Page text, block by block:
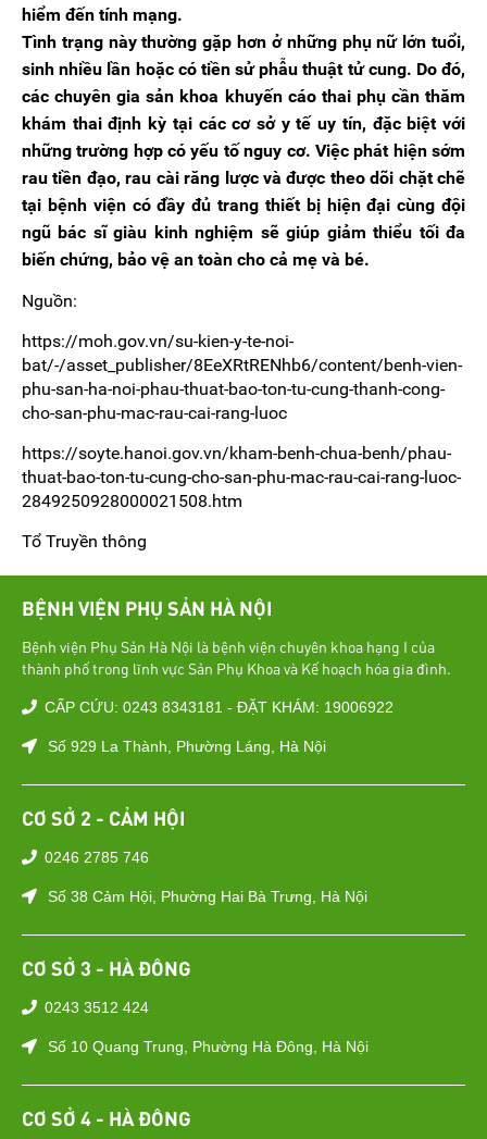
hiểm đến tính mạng.
Tình trạng này thường gặp hơn ở những phụ nữ lớn tuổi,
sinh nhiều lần hoặc có tiền sử phẫu thuật tử cung. Do đó,
các chuyên gia sản khoa khuyến cáo thai phụ cần thăm
khám thai định kỳ tại các cơ sở y tế uy tín, đặc biệt với
những trường hợp có yếu tố nguy cơ. Việc phát hiện sớm
rau tiền đạo, rau cài răng lược và được theo dõi chặt chẽ
tại bệnh viện có đầy đủ trang thiết bị hiện đại cùng đội
ngũ bác sĩ giàu kinh nghiệm sẽ giúp giảm thiểu tối đa
biến chứng, bảo vệ an toàn cho cả mẹ và bé.
Nguồn:
https://moh.gov.vn/su-kien-y-te-noi-
bat/-/asset_publisher/8EeXRtRENhb6/content/benh-vien-
phu-san-ha-noi-phau-thuat-bao-ton-tu-cung-thanh-cong-
cho-san-phu-mac-rau-cai-rang-luoc
https://soyte.hanoi.gov.vn/kham-benh-chua-benh/phau-
thuat-bao-ton-tu-cung-cho-san-phu-mac-rau-cai-rang-luoc-
2849250928000021508.htm
Tổ Truyền thông
BỆNH VIỆN PHỤ SẢN HÀ NỘI
Bệnh viện Phụ Sản Hà Nội là bệnh viện chuyên khoa hạng I của
thành phố trong lĩnh vực Sản Phụ Khoa và Kế hoạch hóa gia đình.
CẤP CỨU: 0243 8343181 - ĐẶT KHÁM: 19006922
Số 929 La Thành, Phường Láng, Hà Nội
CƠ SỞ 2 - CẢM HỘI
0246 2785 746
Số 38 Cảm Hội, Phường Hai Bà Trưng, Hà Nội
CƠ SỞ 3 - HÀ ĐÔNG
0243 3512 424
Số 10 Quang Trung, Phường Hà Đông, Hà Nội
CƠ SỞ 4 - HÀ ĐÔNG